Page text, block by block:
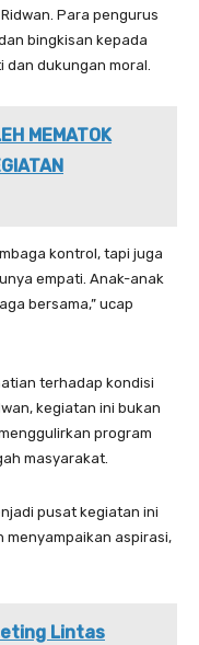
Para pengurus
bingkisan kepada
dan dukungan moral.
MEMATOK
kontrol, tapi juga
empati. Anak-anak
bersama,” ucap
terhadap kondisi
kegiatan ini bukan
program
masyarakat.
pusat kegiatan ini
menyampaikan aspirasi,
Lintas